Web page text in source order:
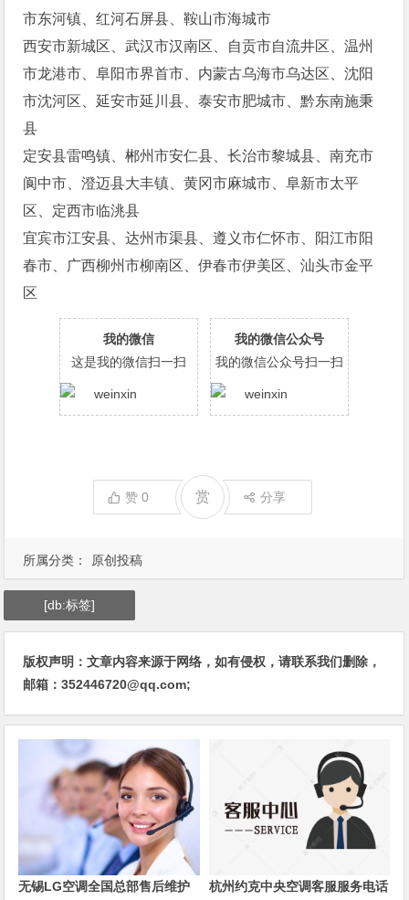
所属分类： 原创投稿
市东河镇、红河石屏县、鞍山市海城市
西安市新城区、武汉市汉南区、自贡市自流井区、温州
市龙港市、阜阳市界首市、内蒙古乌海市乌达区、沈阳
市沈河区、延安市延川县、泰安市肥城市、黔东南施秉
县
定安县雷鸣镇、郴州市安仁县、长治市黎城县、南充市
阆中市、澄迈县大丰镇、黄冈市麻城市、阜新市太平
区、定西市临洮县
宜宾市江安县、达州市渠县、遵义市仁怀市、阳江市阳
春市、广西柳州市柳南区、伊春市伊美区、汕头市金平
区
我的微信
这是我的微信扫一扫
我的微信公众号
我的微信公众号扫一扫
赞0 赏 分享
[db:标签]
版权声明：文章内容来源于网络，如有侵权，请联系我们删除，
邮箱：352446720@qq.com;
无锡LG空调全国总部售后维护
杭州约克中央空调客服服务电话